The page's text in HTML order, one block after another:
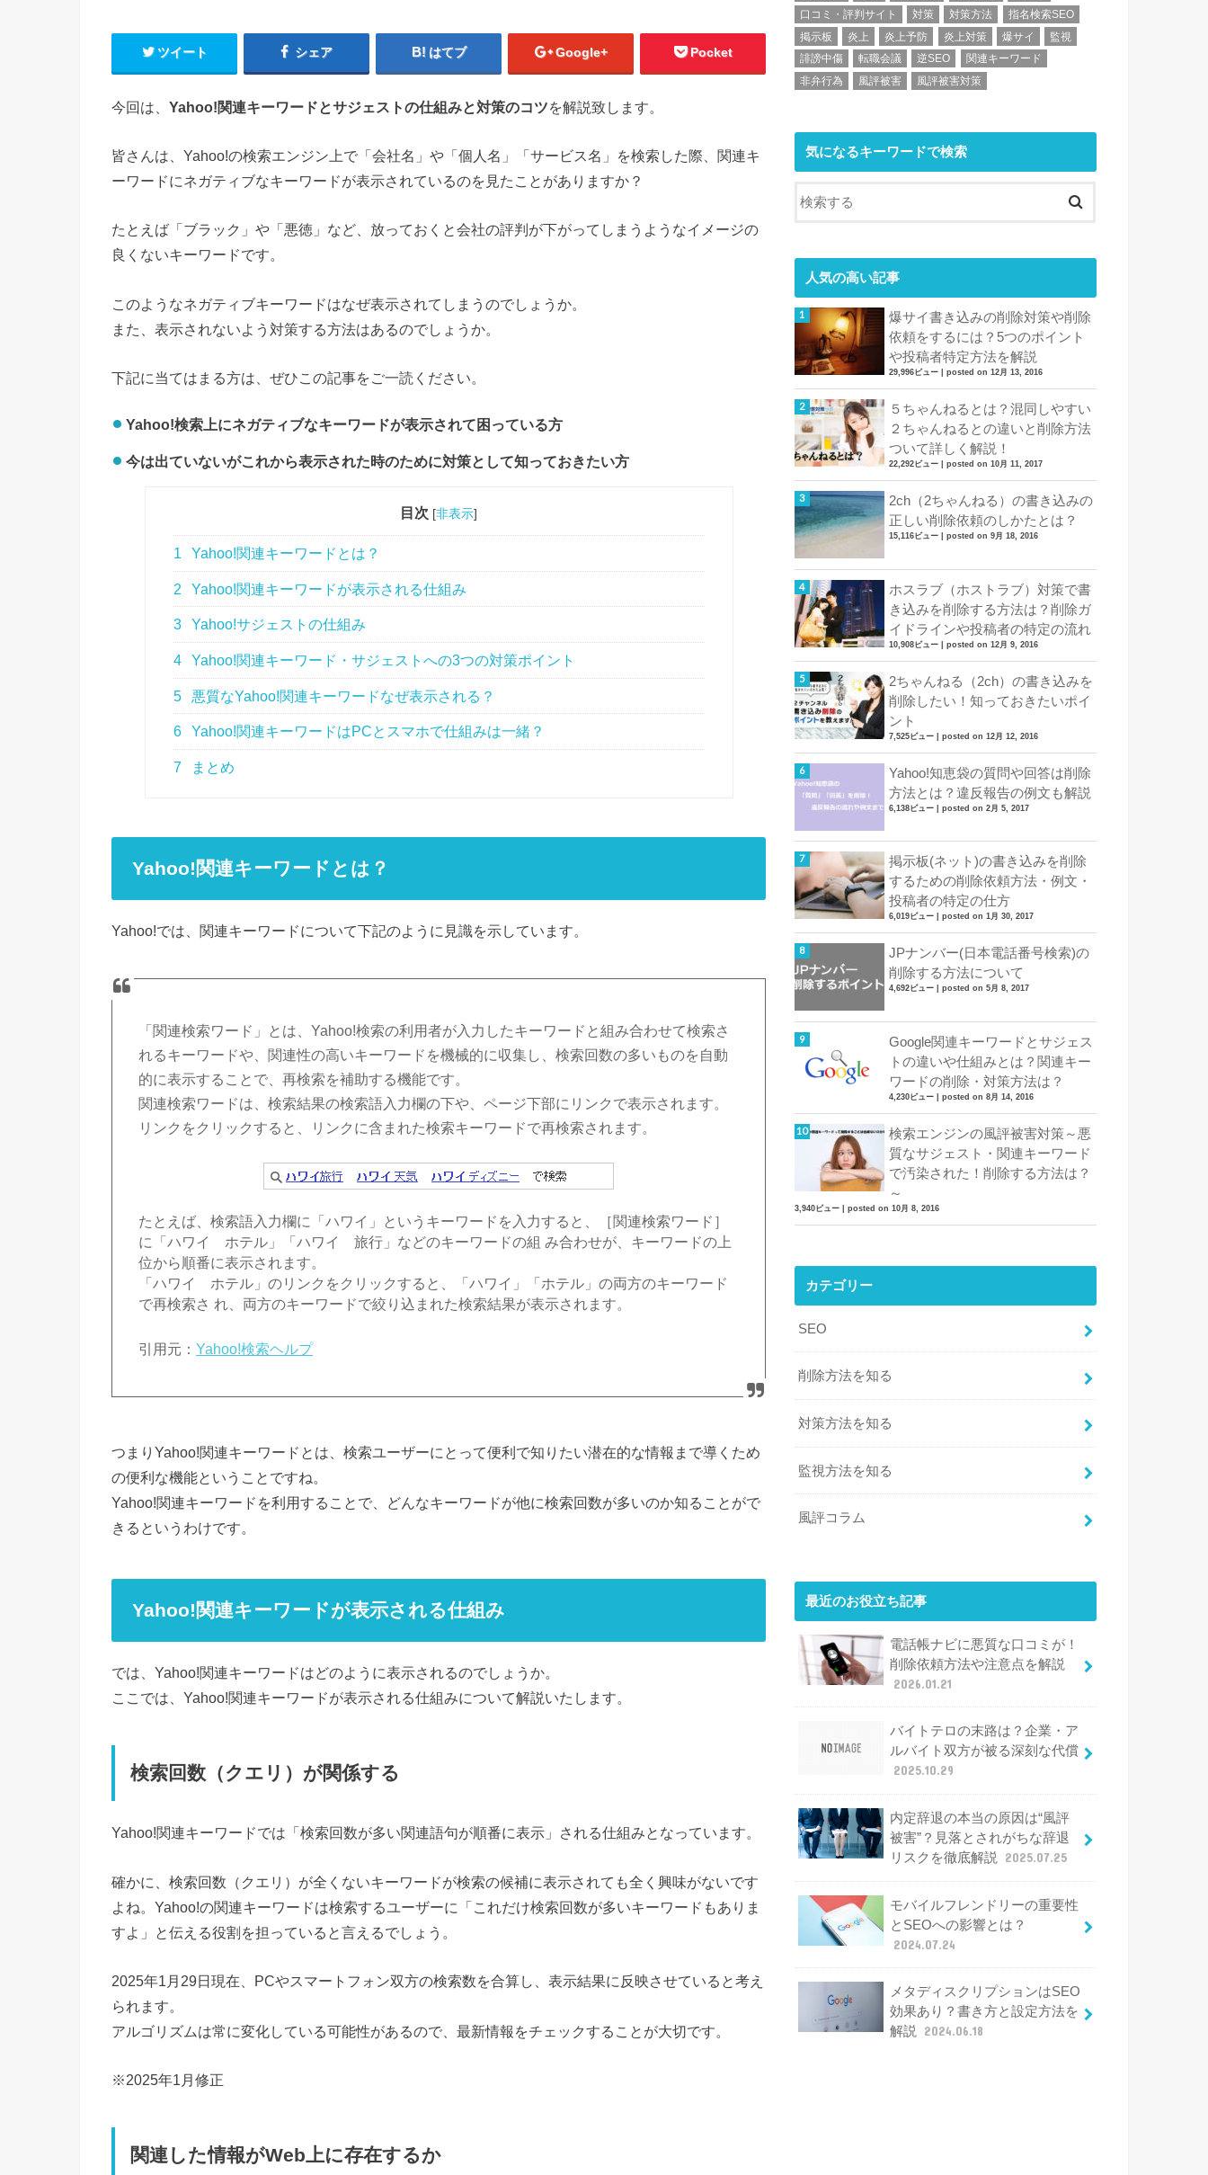
ツイート シェア はてブ Google+ Pocket
今回は、 Yahoo!関連キーワードとサジェストの仕組みと対策のコツを解説致します。
皆さんは、Yahoo!の検索エンジン上で「会社名」や「個人名」「サービス名」を検索した際、関連キ
ーワードにネガティブなキーワードが表示されているのを見たことがありますか？
たとえば「ブラック」や「悪徳」など、放っておくと会社の評判が下がってしまうようなイメージの
良くないキーワードです。
このようなネガティブキーワードはなぜ表示されてしまうのでしょうか。
また、表示されないよう対策する方法はあるのでしょうか。
下記に当てはまる方は、ぜひこの記事をご一読ください。
Yahoo!検索上にネガティブなキーワードが表示されて困っている方
今は出ていないがこれから表示された時のために対策として知っておきたい方
目次 [非表示]
1 Yahoo!関連キーワードとは？
2 Yahoo!関連キーワードが表示される仕組み
3 Yahoo!サジェストの仕組み
4 Yahoo!関連キーワード・サジェストへの3つの対策ポイント
5 悪質なYahoo!関連キーワードなぜ表示される？
6 Yahoo!関連キーワードはPCとスマホで仕組みは一緒？
7 まとめ
Yahoo!関連キーワードとは？
Yahoo!では、関連キーワードについて下記のように見識を示しています。
「関連検索ワード」とは、Yahoo!検索の利用者が入力したキーワードと組み合わせて検索さ
れるキーワードや、関連性の高いキーワードを機械的に収集し、検索回数の多いものを自動
的に表示することで、再検索を補助する機能です。
関連検索ワードは、検索結果の検索語入力欄の下や、ページ下部にリンクで表示されます。
リンクをクリックすると、リンクに含まれた検索キーワードで再検索されます。
たとえば、検索語入力欄に「ハワイ」というキーワードを入力すると、［関連検索ワード］
に「ハワイ ホテル」「ハワイ 旅行」などのキーワードの組 み合わせが、キーワードの上
位から順番に表示されます。
「ハワイ ホテル」のリンクをクリックすると、「ハワイ」「ホテル」の両方のキーワード
で再検索さ れ、両方のキーワードで絞り込まれた検索結果が表示されます。
引用元：Yahoo!検索ヘルプ
つまりYahoo!関連キーワードとは、検索ユーザーにとって便利で知りたい潜在的な情報まで導くため
の便利な機能ということですね。
Yahoo!関連キーワードを利用することで、どんなキーワードが他に検索回数が多いのか知ることがで
きるというわけです。
Yahoo!関連キーワードが表示される仕組み
では、Yahoo!関連キーワードはどのように表示されるのでしょうか。
ここでは、Yahoo!関連キーワードが表示される仕組みについて解説いたします。
検索回数（クエリ）が関係する
Yahoo!関連キーワードでは「検索回数が多い関連語句が順番に表示」される仕組みとなっています。
確かに、検索回数（クエリ）が全くないキーワードが検索の候補に表示されても全く興味がないです
よね。Yahoo!の関連キーワードは検索するユーザーに「これだけ検索回数が多いキーワードもありま
すよ」と伝える役割を担っていると言えるでしょう。
2025年1月29日現在、PCやスマートフォン双方の検索数を合算し、表示結果に反映させていると考え
られます。
アルゴリズムは常に変化している可能性があるので、最新情報をチェックすることが大切です。
※2025年1月修正
関連した情報がWeb上に存在するか
口コミ・評判サイト
対策 対策方法
指名検索SEO
掲示板
炎上 炎上予防 炎上対策 爆サイ
監視
誹謗中傷
転職会議 逆SEO
関連キーワード
非弁行為
風評被害 風評被害対策
気になるキーワードで検索
人気の高い記事
爆サイ書き込みの削除対策や削除
依頼をするには？5つのポイント
や投稿者特定方法を解説
29,996ビュー posted on 12月 13, 2016
５ちゃんねるとは？混同しやすい
２ちゃんねるとの違いと削除方法
ついて詳しく解説！
22,292ビュー posted on 10月 11, 2017
2ch（2ちゃんねる）の書き込みの
正しい削除依頼のしかたとは？
15,116ビュー posted on 9月 18, 2016
ホスラブ（ホストラブ）対策で書
き込みを削除する方法は？削除ガ
イドラインや投稿者の特定の流れ
10,908ビュー posted on 12月 9, 2016
2ちゃんねる（2ch）の書き込みを
削除したい！知っておきたいポイ
ント
7,525ビュー posted on 12月 12, 2016
Yahoo!知恵袋の質問や回答は削除
方法とは？違反報告の例文も解説
6,138ビュー posted on 2月 5, 2017
掲示板(ネット)の書き込みを削除
するための削除依頼方法・例文・
投稿者の特定の仕方
6,019ビュー posted on 1月 30, 2017
JPナンバー(日本電話番号検索)の
削除する方法について
4,692ビュー posted on 5月 8, 2017
Google関連キーワードとサジェス
トの違いや仕組みとは？関連キー
ワードの削除・対策方法は？
4,230ビュー posted on 8月 14, 2016
検索エンジンの風評被害対策～悪
質なサジェスト・関連キーワード
で汚染された！削除する方法は？
～
3,940ビュー posted on 10月 8, 2016
カテゴリー
SEO
削除方法を知る
対策方法を知る
監視方法を知る
風評コラム
最近のお役立ち記事
電話帳ナビに悪質な口コミが！
削除依頼方法や注意点を解説
2026.01.21
バイトテロの末路は？企業・ア
ルバイト双方が被る深刻な代償
2025.10.29
内定辞退の本当の原因は“風評
被害”？見落とされがちな辞退
リスクを徹底解説
2025.07.25
モバイルフレンドリーの重要性
とSEOへの影響とは？
2024.07.24
メタディスクリプションはSEO
効果あり？書き方と設定方法を
解説
2024.06.18